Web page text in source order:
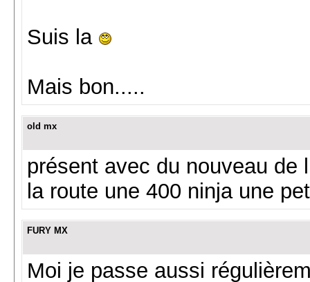
Suis la
Mais bon.....
old mx
présent avec du nouveau
la route une 400 ninja une
FURY MX
Moi je passe aussi